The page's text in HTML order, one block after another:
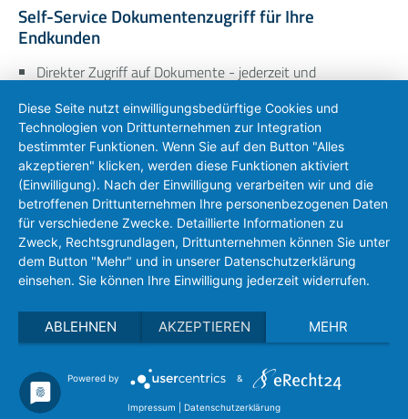
Self-Service Dokumentenzugriff für Ihre
Endkunden
Direkter Zugriff auf Dokumente - jederzeit und
E-Rechnung inklusive PDF und XML
Schutz sensibler Belege durch steuerbare
Benutzergruppen
Vorschau für PDF- und Bilddateien
Diese Seite nutzt einwilligungsbedürftige Cookies und
Technologien von Drittunternehmen zur Integration
bestimmter Funktionen. Wenn Sie auf den Button "Alles
akzeptieren" klicken, werden diese Funktionen aktiviert
(Einwilligung). Nach der Einwilligung verarbeiten wir und die
betroffenen Drittunternehmen Ihre personenbezogenen Daten
für verschiedene Zwecke. Detaillierte Informationen zu
Zweck, Rechtsgrundlagen, Drittunternehmen können Sie unter
dem Button "Mehr" und in unserer Datenschutzerklärung
einsehen. Sie können Ihre Einwilligung jederzeit widerrufen.
ABLEHNEN AKZEPTIEREN MEHR
Powered by &
Impressum Datenschutzerklärung